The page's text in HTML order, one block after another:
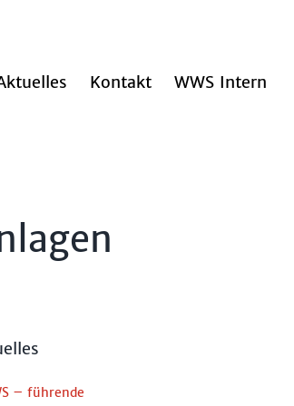
Kontakt WWS Intern
– führende